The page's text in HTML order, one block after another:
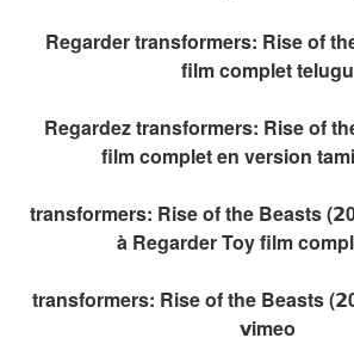
Regarder transformers: Rise of
film complet telugu
Regardez transformers: Rise of
film complet en version
transformers: Rise of the Beasts
à Regarder Toy film
transformers: Rise of the Beasts
𝘃imeo